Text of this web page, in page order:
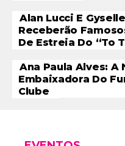
Alan Lucci E
Receberão
De Estreia Do “To
Ana Paula Alves: A
Embaixadora Do
Clube